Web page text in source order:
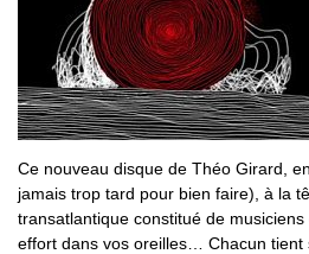
Ce nouveau disque de Théo Girard,
jamais trop tard pour bien faire), à la
transatlantique constitué de
effort dans vos oreilles… Chacun tient